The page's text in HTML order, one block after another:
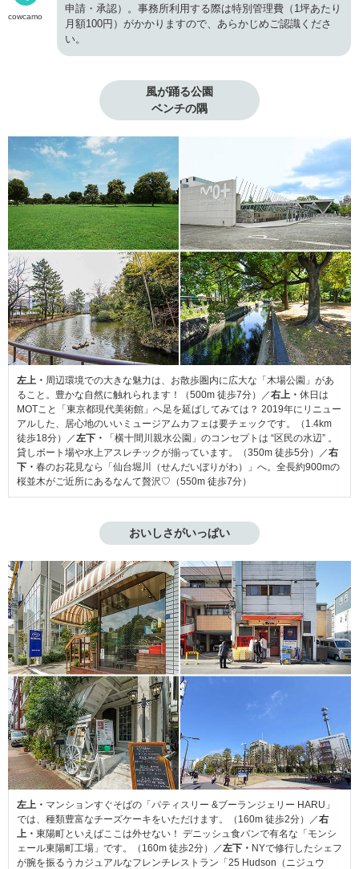
cowcamo
申請・承認）。事務所利用する際は特別管理費（1坪あたり
月額100円）がかかりますので、あらかじめご認識くださ
い。
風が踊る公園
ベンチの隅
左上・ 周辺環境での大きな魅力は、お散歩圏内に広大な「木場公園」があ
ること。豊かな自然に触れられます！（500m 徒歩7分）／右上・ 休日は
MOTこと「東京都現代美術館」へ足を延ばしてみては？ 2019年にリニュー
アルした、居心地のいいミュージアムカフェは要チェックです。（1.4km
徒歩18分）／左下・
「横十間川親水公園」のコンセプトは “区民の水辺” 。
貸しボート場や水上アスレチックが揃っています。（350m 徒歩5分）／右
下・ 春のお花見なら「仙台堀川（せんだいぼりがわ）」へ。全長約900mの
桜並木がご近所にあるなんて贅沢♡（550m 徒歩7分）
おいしさがいっぱい
左上・ マンションすぐそばの「パティスリー &ブーランジェリー HARU」
では、種類豊富なチーズケーキをいただけます。（160m 徒歩2分）／右
上・ 東陽町といえばここは外せない！ デニッシュ食パンで有名な「モンシ
ェール東陽町工場」です。（160m 徒歩2分）／左下・ NYで修行したシェフ
が腕を振るうカジュアルなフレンチレストラン「25 Hudson（ニジュウ